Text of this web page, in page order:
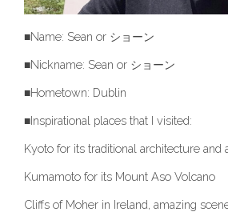
■Name: Sean or ショーン
■Nickname: Sean or ショーン
■Hometown: Dublin
■Inspirational places that I visited:
Kyoto for its traditional architecture and
Kumamoto for its Mount Aso Volcano
Cliffs of Moher in Ireland, amazing